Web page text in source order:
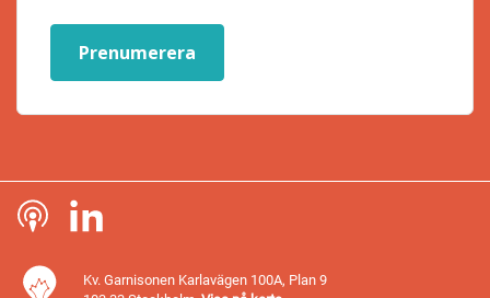
Prenumerera
Kv. Garnisonen Karlavägen 100A, Plan 9